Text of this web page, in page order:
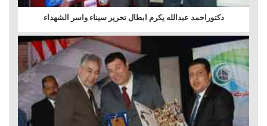
دكتوراحمد عبدالله يكرم ابطال تحرير سيناء واسر الشهداء